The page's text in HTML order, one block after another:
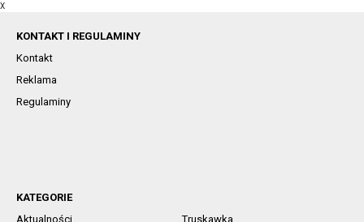
X
KONTAKT I REGULAMINY
Kontakt
Reklama
Regulaminy
KATEGORIE
Aktualności
Truskawka